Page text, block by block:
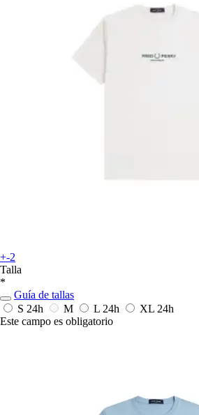
+-2
Talla
*
Guía de tallas
S 24h M L 24h XL 24h
Este campo es obligatorio